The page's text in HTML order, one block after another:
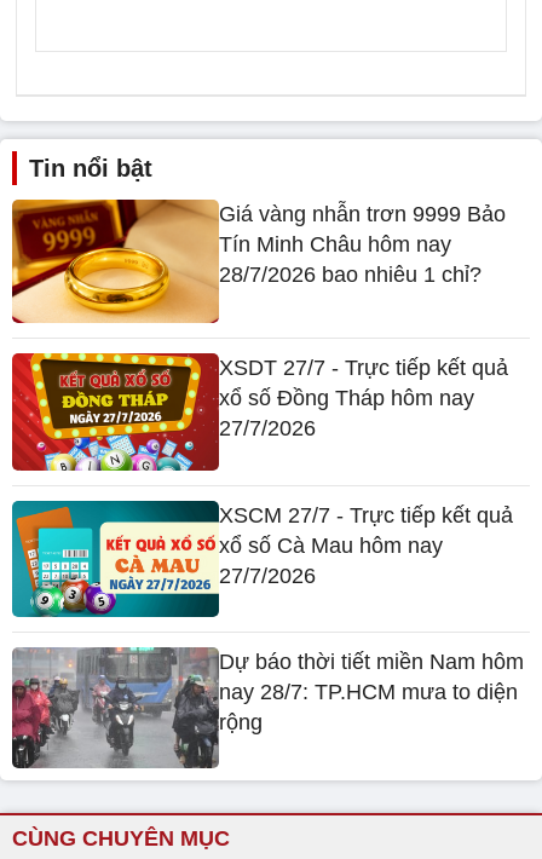
Tin nổi bật
Giá vàng nhẫn trơn 9999 Bảo
Tín Minh Châu hôm nay
28/7/2026 bao nhiêu 1 chỉ?
XSDT 27/7 - Trực tiếp kết quả
xổ số Đồng Tháp hôm nay
27/7/2026
XSCM 27/7 - Trực tiếp kết quả
xổ số Cà Mau hôm nay
27/7/2026
Dự báo thời tiết miền Nam hôm
nay 28/7: TP.HCM mưa to diện
rộng
CÙNG CHUYÊN MỤC